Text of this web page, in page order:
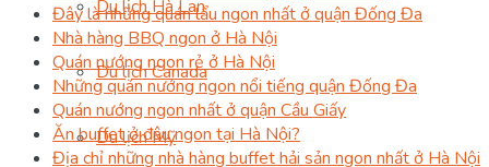
Du lịch Hà Lan
Du lịch Canada
Du lịch Mỹ
Đây là những quán lẩu ngon nhất ở quận Đống Đa
Nhà hàng BBQ ngon ở Hà Nội
Quán nướng ngon rẻ ở Hà Nội
Những quán nướng ngon nổi tiếng quận Đống Đa
Quán nướng ngon nhất ở quận Cầu Giấy
Ăn buffet ở đâu ngon tại Hà Nội?
Địa chỉ những nhà hàng buffet hải sản ngon nhất ở Hà Nội